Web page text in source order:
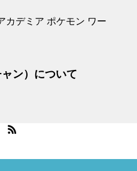
カデミア ポケモン ワー
ン）について